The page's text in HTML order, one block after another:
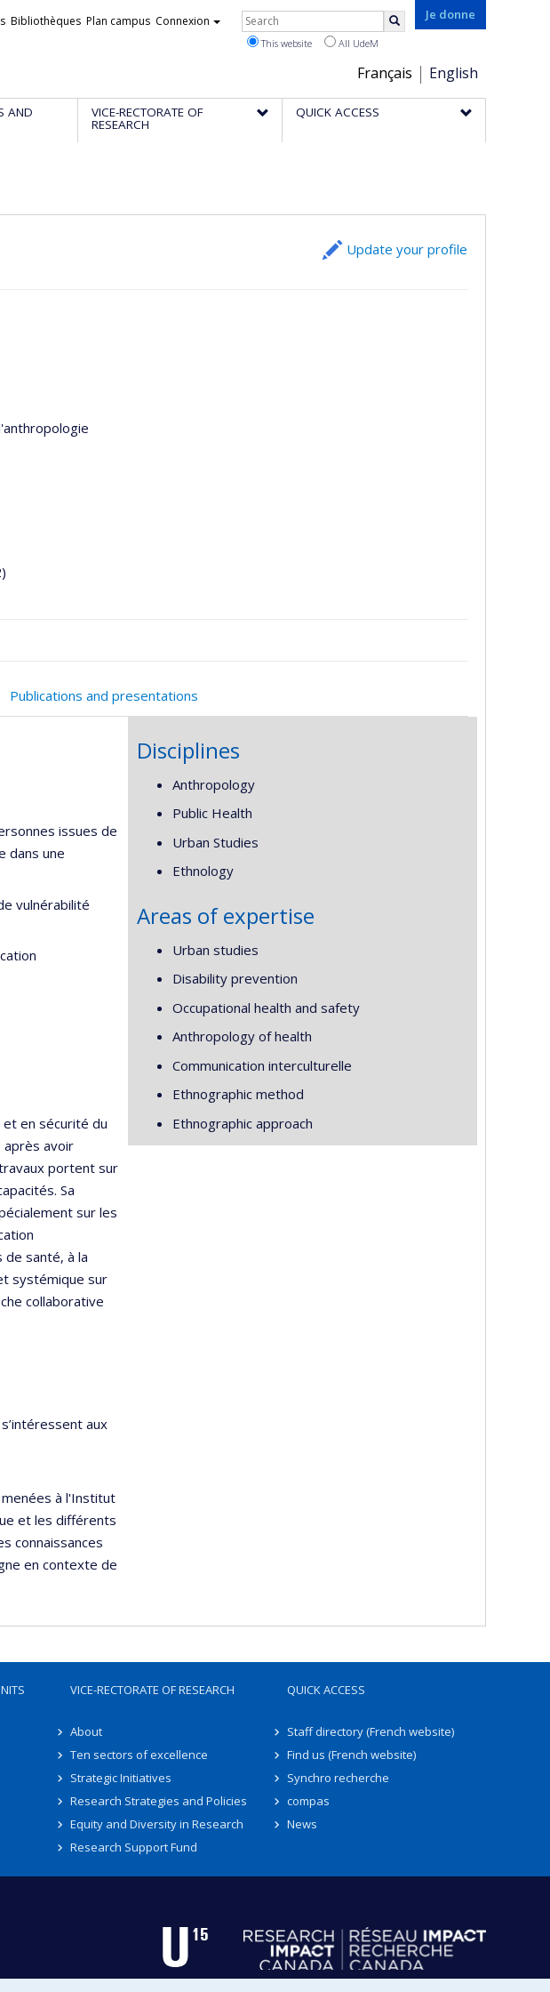
Je donne
Choix
de
la
Français English
Bibliothèques Plan campus Connexion Rechercher
This website All UdeM
AND VICE-RECTORATE OF
RESEARCH
QUICK ACCESS
Update your profile
Publications and presentations
issues de
dans une
vulnérabilité
en sécurité du
après avoir
portent sur
Sa
sur les
de santé, à la
systémique sur
collaborative
aux
à l'Institut
et les différents
connaissances
en contexte de
Disciplines
Anthropology
Public Health
Urban Studies
Ethnology
Areas of expertise
Urban studies
Disability prevention
Occupational health and safety
Anthropology of health
Communication interculturelle
Ethnographic method
Ethnographic approach
VICE-RECTORATE OF RESEARCH
About
Ten sectors of excellence
Strategic Initiatives
Research Strategies and Policies
Equity and Diversity in Research
Research Support Fund
QUICK ACCESS
Staff directory (French website)
Find us (French website)
Synchro recherche
compas
News